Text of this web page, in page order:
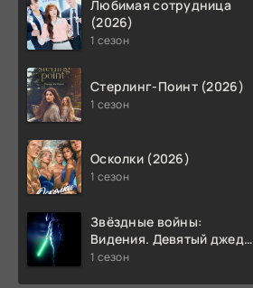
Любимая сотрудница
(2026)
1 сезон
Стерлинг-Поинт (2026)
1 сезон
Осколки (2026)
1 сезон
Звёздные войны:
Видения. Девятый джедай
(2026)
1 сезон